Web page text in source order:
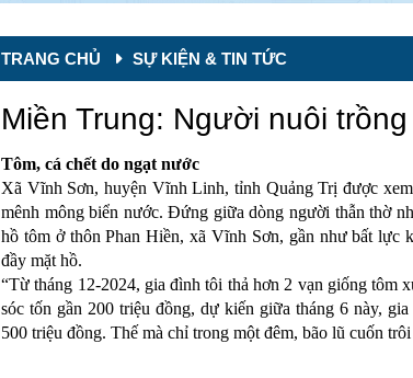
TRANG CHỦ SỰ KIỆN & TIN TỨC
Miền Trung: Người nuôi
Tôm, cá chết do ngạt nước
Xã Vĩnh Sơn, huyện Vĩnh Linh, tỉnh Quảng Trị được
mênh mông biển nước. Đứng giữa dòng người thẫn thờ
hồ tôm ở thôn Phan Hiền, xã Vĩnh Sơn, gần như bất lực
đầy mặt hồ.
“Từ tháng 12-2024, gia đình tôi thả hơn 2 vạn giống tôm
sóc tốn gần 200 triệu đồng, dự kiến giữa tháng 6 này,
500 triệu đồng. Thế mà chỉ trong một đêm, bão lũ cuốn